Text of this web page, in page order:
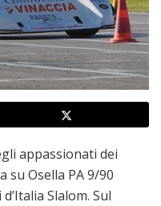
appassionati dei
su Osella PA 9/90
Slalom. Sul